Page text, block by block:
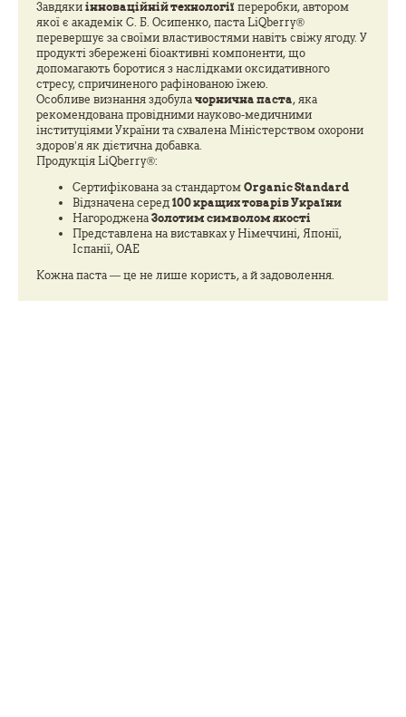
Завдяки інноваційній технології переробки, автором
якої є академік С. Б. Осипенко, паста LiQberry®
перевершує за своїми властивостями навіть свіжу ягоду. У
продукті збережені біоактивні компоненти, що
допомагають боротися з наслідками оксидативного
стресу, спричиненого рафінованою їжею.
Особливе визнання здобула чорнична паста, яка
рекомендована провідними науково-медичними
інституціями України та схвалена Міністерством охорони
здоров’я як дієтична добавка.
Продукція LiQberry®:
Сертифікована за стандартом Organic Standard
Відзначена серед 100 кращих товарів України
Нагороджена Золотим символом якості
Представлена на виставках у Німеччині, Японії,
Іспанії, ОАЕ
Кожна паста — це не лише користь, а й задоволення.